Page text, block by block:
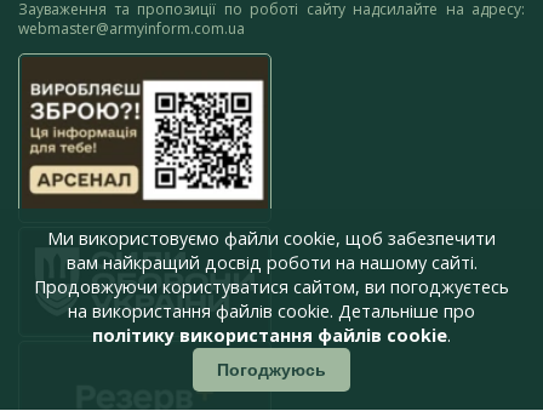
Зауваження та пропозиції по роботі сайту надсилайте на адресу:
webmaster@armyinform.com.ua
Ми використовуємо файли cookie, щоб забезпечити
вам найкращий досвід роботи на нашому сайті.
Продовжуючи користуватися сайтом, ви погоджуєтесь
на використання файлів cookie. Детальніше про
політику використання файлів cookie.
Погоджуюсь